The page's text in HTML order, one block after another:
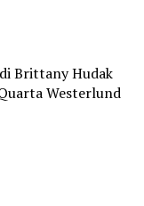
Brittany Hudak
Westerlund